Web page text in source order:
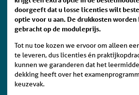
doorgeeft dat u losse licenties wilt
optie voor u aan. De drukkosten
gebracht op de moduleprijs.
Tot nu toe kozen we ervoor om alleen
te leveren, dus licenties én
kunnen we garanderen dat het
dekking heeft over het
keuzevak.